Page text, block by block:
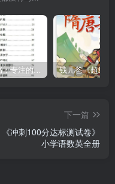
李笑来新书：专注的真相 [PDF]
下一篇
《冲刺100分达标测试卷》
小学语数英全册